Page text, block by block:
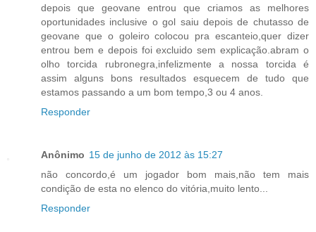
depois que geovane entrou que criamos as melhores
oportunidades inclusive o gol saiu depois de chutasso de
geovane que o goleiro colocou pra escanteio,quer dizer
entrou bem e depois foi excluido sem explicação.abram o
olho torcida rubronegra,infelizmente a nossa torcida é
assim alguns bons resultados esquecem de tudo que
estamos passando a um bom tempo,3 ou 4 anos.
Responder
Anônimo 15 de junho de 2012 às 15:27
não concordo,é um jogador bom mais,não tem mais
condição de esta no elenco do vitória,muito lento...
Responder